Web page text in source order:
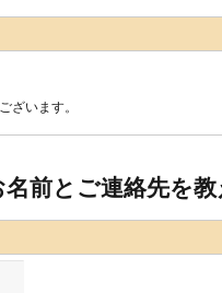
ざいます。
前とご連絡先を教